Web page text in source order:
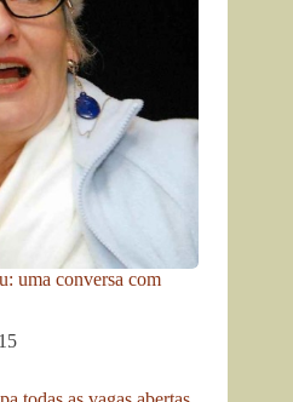
uma conversa com